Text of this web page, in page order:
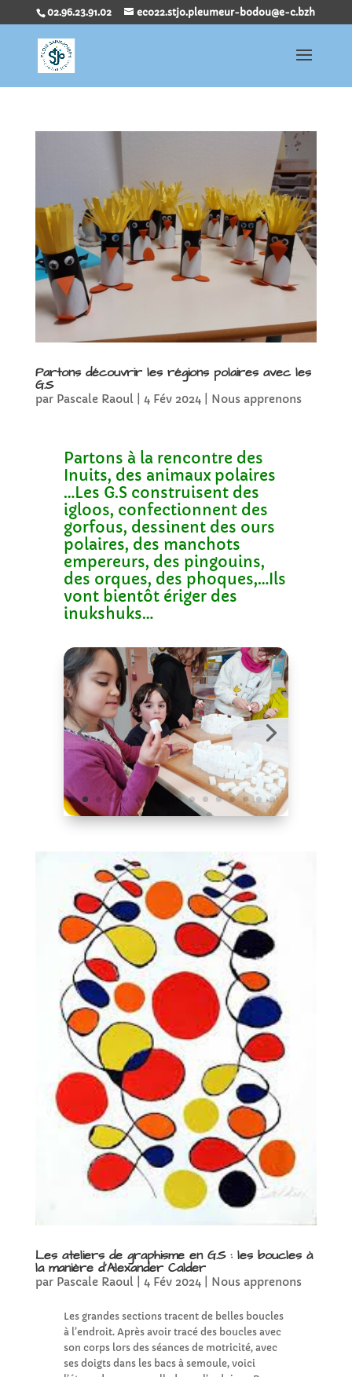
02.96.23.91.02 eco22.stjo.pleumeur-bodou@e-c.bzh
Partons découvrir les régions polaires avec les
G.S
par Pascale Raoul| 4 Fév 2024| Nous apprenons
Partons à la rencontre des
Inuits, des animaux polaires
…Les G.S construisent des
igloos, confectionnent des
gorfous, dessinent des ours
polaires, des manchots
empereurs, des pingouins,
des orques, des phoques,…Ils
vont bientôt ériger des
inukshuks…